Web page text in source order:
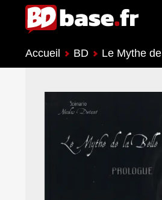
Accueil BD Le Mythe